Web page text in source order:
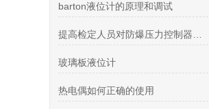
barton液位计的原理和调试
玻璃板液位计
热电偶如何正确的使用